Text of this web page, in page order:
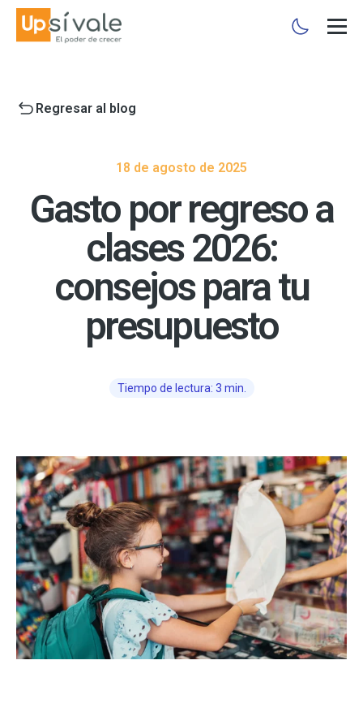
Regresar al blog
18 de agosto de 2025
Gasto por regreso a
clases 2026:
consejos para tu
presupuesto
Tiempo de lectura: 3 min.